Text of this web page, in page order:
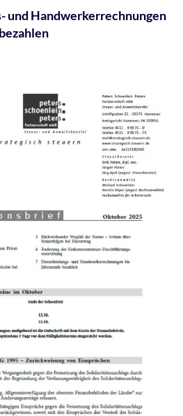
und Handwerkerrechnungen